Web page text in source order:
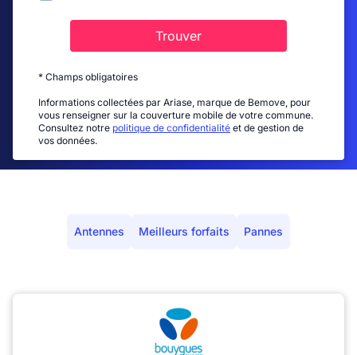
Trouver
* Champs obligatoires
Informations collectées par Ariase, marque de Bemove, pour
vous renseigner sur la couverture mobile de votre commune.
Consultez notre politique de confidentialité et de gestion de
vos données.
Antennes Meilleurs forfaits Pannes